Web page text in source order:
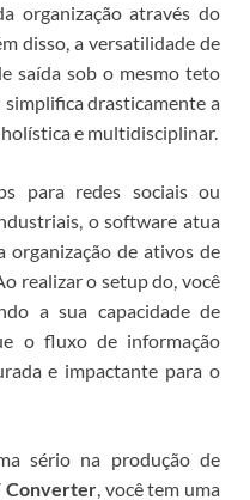
organização através do
disso, a versatilidade de
saída sob o mesmo teto
simplifica drasticamente a
e multidisciplinar.
para redes sociais ou
o software atua
organização de ativos de
realizar o setup do, você
a sua capacidade de
o fluxo de informação
e impactante para o
sério na produção de
Converter, você tem uma